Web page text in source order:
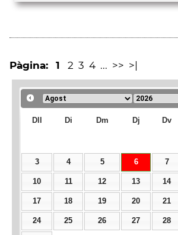
Pàgina: 1 2 3 4 ... >> >|
Dll Di Dm Dj Dv
3 4 5 6 7
10 11 12 13 14
17 18 19 20 21
24 25 26 27 28